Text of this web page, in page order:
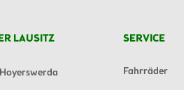
LAUSITZ
Hoyerswerda
SERVICE
Fahrräder